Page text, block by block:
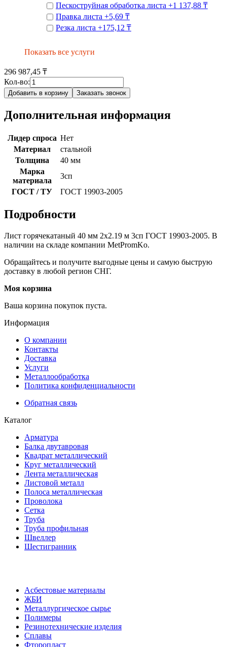
Пескоструйная обработка листа +1 137,88 ₸
Правка листа +5,69 ₸
Резка листа +175,12 ₸
Показать все услуги
296 987,45 ₸
Кол-во:
Добавить в корзину Заказать звонок
Дополнительная информация
Лидер спроса Нет
Материал
стальной
Толщина
40 мм
Марка
материала
3сп
ГОСТ / ТУ
ГОСТ 19903-2005
Подробности
Лист горячекатаный 40 мм 2х2.19 м 3сп ГОСТ 19903-2005. В
наличии на складе компании MetPromKo.
Обращайтесь и получите выгодные цены и самую быструю
доставку в любой регион СНГ.
Моя корзина
Ваша корзина покупок пуста.
Информация
О компании
Контакты
Доставка
Услуги
Металлообработка
Политика конфиденциальности
Обратная связь
Каталог
Арматура
Балка двутавровая
Квадрат металлический
Круг металлический
Лента металлическая
Листовой металл
Полоса металлическая
Проволока
Сетка
Труба
Труба профильная
Швеллер
Шестигранник
Асбестовые материалы
ЖБИ
Металлургическое сырье
Полимеры
Резинотехнические изделия
Сплавы
Фторопласт